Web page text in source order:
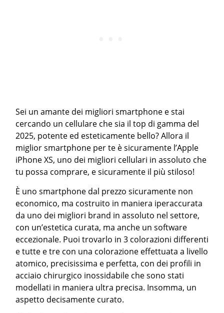
Sei un amante dei migliori smartphone e stai
cercando un cellulare che sia il top di gamma del
2025, potente ed esteticamente bello? Allora il
miglior smartphone per te è sicuramente l’Apple
iPhone XS, uno dei migliori cellulari in assoluto che
tu possa comprare, e sicuramente il più stiloso!
È uno smartphone dal prezzo sicuramente non
economico, ma costruito in maniera iperaccurata
da uno dei migliori brand in assoluto nel settore,
con un’estetica curata, ma anche un software
eccezionale. Puoi trovarlo in 3 colorazioni differenti
e tutte e tre con una colorazione effettuata a livello
atomico, precisissima e perfetta, con dei profili in
acciaio chirurgico inossidabile che sono stati
modellati in maniera ultra precisa. Insomma, un
aspetto decisamente curato.